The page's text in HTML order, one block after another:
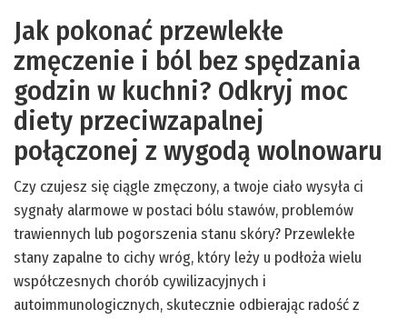
Jak pokonać przewlekłe
zmęczenie i ból bez spędzania
godzin w kuchni? Odkryj moc
diety przeciwzapalnej
połączonej z wygodą wolnowaru
Czy czujesz się ciągle zmęczony, a twoje ciało wysyła ci
sygnały alarmowe w postaci bólu stawów, problemów
trawiennych lub pogorszenia stanu skóry? Przewlekłe
stany zapalne to cichy wróg, który leży u podłoża wielu
współczesnych chorób cywilizacyjnych i
autoimmunologicznych, skutecznie odbierając radość z